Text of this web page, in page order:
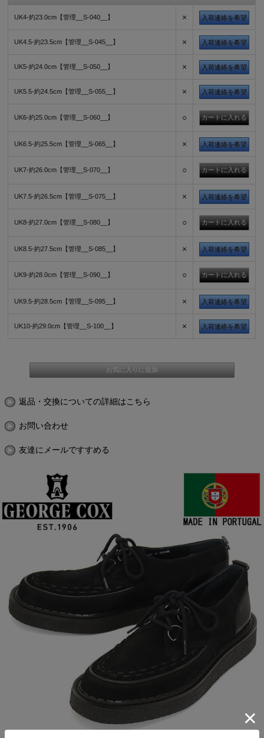
UK4-約23.0cm【管理__S-040__】 × 入荷連絡を希望
UK4.5-約23.5cm【管理__S-045__】 × 入荷連絡を希望
UK5-約24.0cm【管理__S-050__】 × 入荷連絡を希望
UK5.5-約24.5cm【管理__S-055__】 × 入荷連絡を希望
UK6-約25.0cm【管理__S-060__】 ○
UK6.5-約25.5cm【管理__S-065__】 × 入荷連絡を希望
UK7-約26.0cm【管理__S-070__】 ○
UK7.5-約26.5cm【管理__S-075__】 × 入荷連絡を希望
UK8-約27.0cm【管理__S-080__】 ○
UK8.5-約27.5cm【管理__S-085__】 × 入荷連絡を希望
UK9-約28.0cm【管理__S-090__】 ○
UK9.5-約28.5cm【管理__S-095__】 × 入荷連絡を希望
UK10-約29.0cm【管理__S-100__】 × 入荷連絡を希望
返品・交換についての詳細はこちら
お問い合わせ
友達にメールですすめる